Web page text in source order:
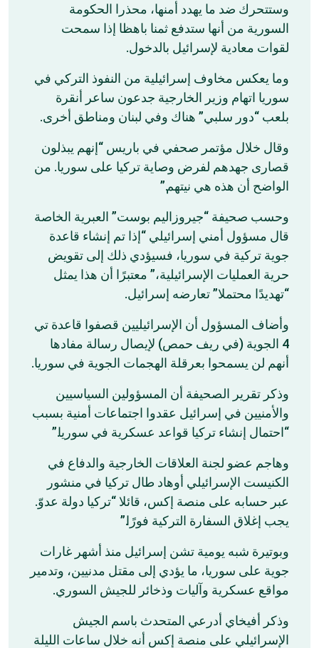
وستتحرك ضد ما يهدد أمنها، محذرا الحكومة
السورية من أنها ستدفع ثمنا باهظا إذا سمحت
لقوات معادية لإسرائيل بالدخول.
وما يعكس مخاوف إسرائيلية من النفوذ التركي في
سوريا اتهام وزير الخارجية جدعون ساعر أنقرة
بلعب “دور سلبي” هناك وفي لبنان ومناطق أخرى.
وقال خلال مؤتمر صحفي في باريس “إنهم يبذلون
قصارى جهدهم لفرض وصاية تركيا على سوريا. من
الواضح أن هذه هي نيتهم.”
وحسب صحيفة “جيروزاليم بوست” العبرية الخاصة
قال مسؤول أمني إسرائيلي “إذا تم إنشاء قاعدة
جوية تركية في سوريا، فسيؤدي ذلك إلى تقويض
حرية العمليات الإسرائيلية،” معتبرًا أن هذا يمثل
“تهديدًا محتملا” تعارضه إسرائيل.
وأضاف المسؤول أن الإسرائيليين قصفوا قاعدة تي
4 الجوية (في ريف حمص) لإيصال رسالة مفادها
أنهم لن يسمحوا بعرقلة الهجمات الجوية في سوريا.
وذكر تقرير الصحيفة أن المسؤولين السياسيين
والأمنيين في إسرائيل عقدوا اجتماعات أمنية بسبب
“احتمال إنشاء تركيا قواعد عسكرية في سوريا.”
وهاجم عضو لجنة العلاقات الخارجية والدفاع في
الكنيست الإسرائيلي أوهاد طال تركيا في منشور
عبر حسابه على منصة إكس، قائلا “تركيا دولة عدوّ.
يجب إغلاق السفارة التركية فورًا.”
وبوتيرة شبه يومية تشن إسرائيل منذ أشهر غارات
جوية على سوريا، ما يؤدي إلى مقتل مدنيين، وتدمير
مواقع عسكرية وآليات وذخائر للجيش السوري.
وذكر أفيخاي أدرعي المتحدث باسم الجيش
الإسرائيلي على منصة إكس أنه خلال ساعات الليلة